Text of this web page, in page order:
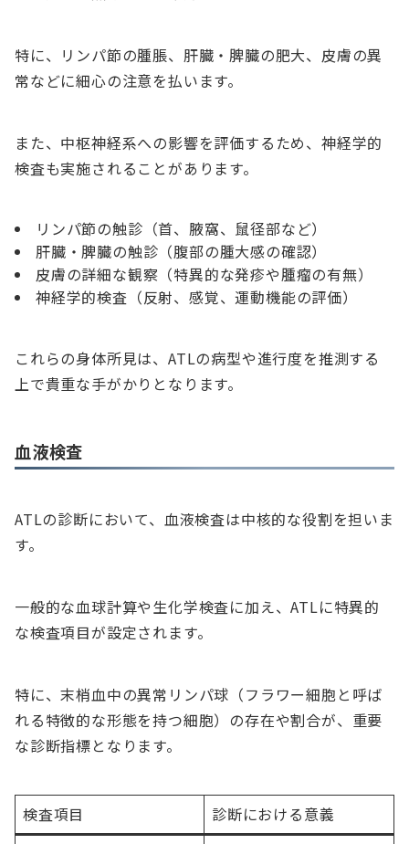
特に、リンパ節の腫脹、肝臓・脾臓の肥大、皮膚の異
常などに細心の注意を払います。
また、中枢神経系への影響を評価するため、神経学的
検査も実施されることがあります。
リンパ節の触診（首、腋窩、鼠径部など）
肝臓・脾臓の触診（腹部の腫大感の確認）
皮膚の詳細な観察（特異的な発疹や腫瘤の有無）
神経学的検査（反射、感覚、運動機能の評価）
これらの身体所見は、ATLの病型や進行度を推測する
上で貴重な手がかりとなります。
血液検査
ATLの診断において、血液検査は中核的な役割を担いま
す。
一般的な血球計算や生化学検査に加え、ATLに特異的
な検査項目が設定されます。
特に、末梢血中の異常リンパ球（フラワー細胞と呼ば
れる特徴的な形態を持つ細胞）の存在や割合が、重要
な診断指標となります。
検査項目 診断における意義